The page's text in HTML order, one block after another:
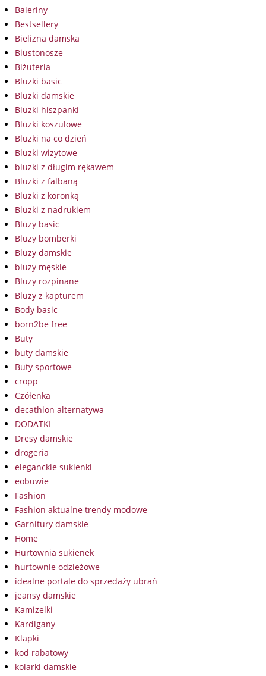
Baleriny
Bestsellery
Bielizna damska
Biustonosze
Biżuteria
Bluzki basic
Bluzki damskie
Bluzki hiszpanki
Bluzki koszulowe
Bluzki na co dzień
Bluzki wizytowe
bluzki z długim rękawem
Bluzki z falbaną
Bluzki z koronką
Bluzki z nadrukiem
Bluzy basic
Bluzy bomberki
Bluzy damskie
bluzy męskie
Bluzy rozpinane
Bluzy z kapturem
Body basic
born2be free
Buty
buty damskie
Buty sportowe
cropp
Czółenka
decathlon alternatywa
DODATKI
Dresy damskie
drogeria
eleganckie sukienki
eobuwie
Fashion
Fashion aktualne trendy modowe
Garnitury damskie
Home
Hurtownia sukienek
hurtownie odzieżowe
idealne portale do sprzedaży ubrań
jeansy damskie
Kamizelki
Kardigany
Klapki
kod rabatowy
kolarki damskie